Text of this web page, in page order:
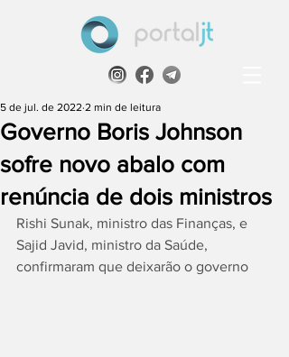
Governo Boris Johnson
sofre novo abalo com
renúncia de dois ministros
5 de jul. de 2022 2 min de leitura
Rishi Sunak, ministro das Finanças, e
Sajid Javid, ministro da Saúde,
confirmaram que deixarão o governo